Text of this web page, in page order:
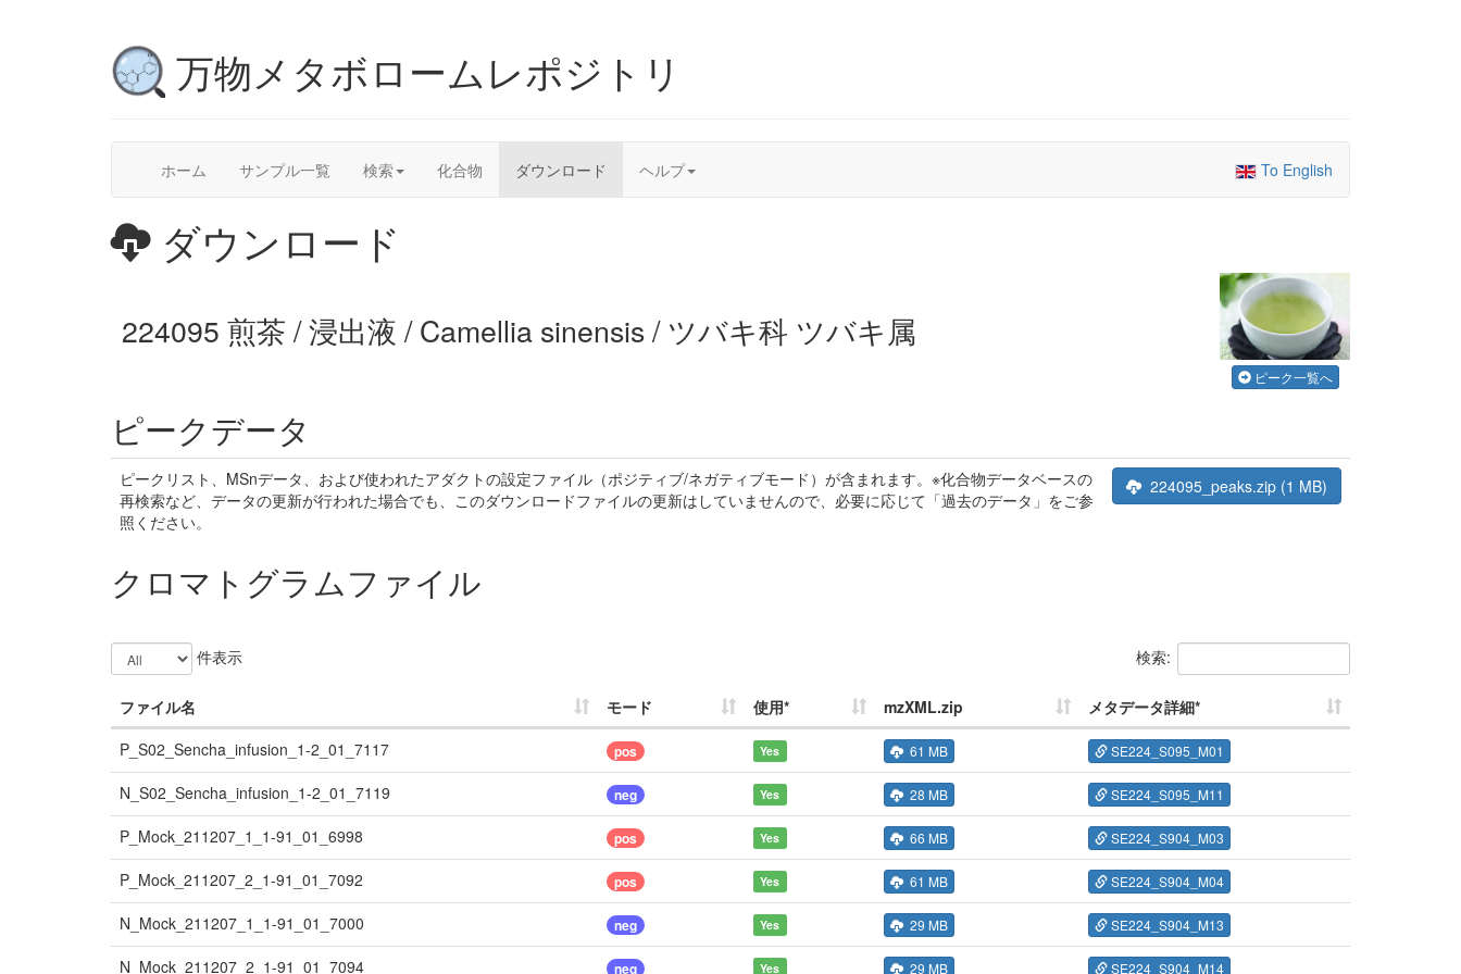
万物メタボロームレポジトリ
ホーム サンプル一覧 検索 化合物 ダウンロード ヘルプ To English
ダウンロード
224095 煎茶 / 浸出液 / Camellia sinensis / ツバキ科 ツバキ属
ピーク一覧へ
ピークデータ
ピークリスト、MSnデータ、および使われたアダクトの設定ファイル（ポジティブ/ネガティブモード）が含まれます。※化合物データベースの
再検索など、データの更新が行われた場合でも、このダウンロードファイルの更新はしていませんので、必要に応じて「過去のデータ」をご参
照ください。
224095_peaks.zip (1 MB)
クロマトグラムファイル
件表示 検索:
ファイル名 モード 使用* mzXML.zip
メタデータ詳細*
P_S02_Sencha_infusion_1-2_01_7117
pos Yes 61 MB SE224_S095_M01
N_S02_Sencha_infusion_1-2_01_7119 neg Yes 28 MB SE224_S095_M11
P_Mock_211207_1_1-91_01_6998 pos Yes 66 MB SE224_S904_M03
P_Mock_211207_2_1-91_01_7092 pos Yes 61 MB SE224_S904_M04
N_Mock_211207_1_1-91_01_7000 neg Yes 29 MB SE224_S904_M13
N_Mock_211207_2_1-91_01_7094 neg Yes 29 MB SE224_S904_M14